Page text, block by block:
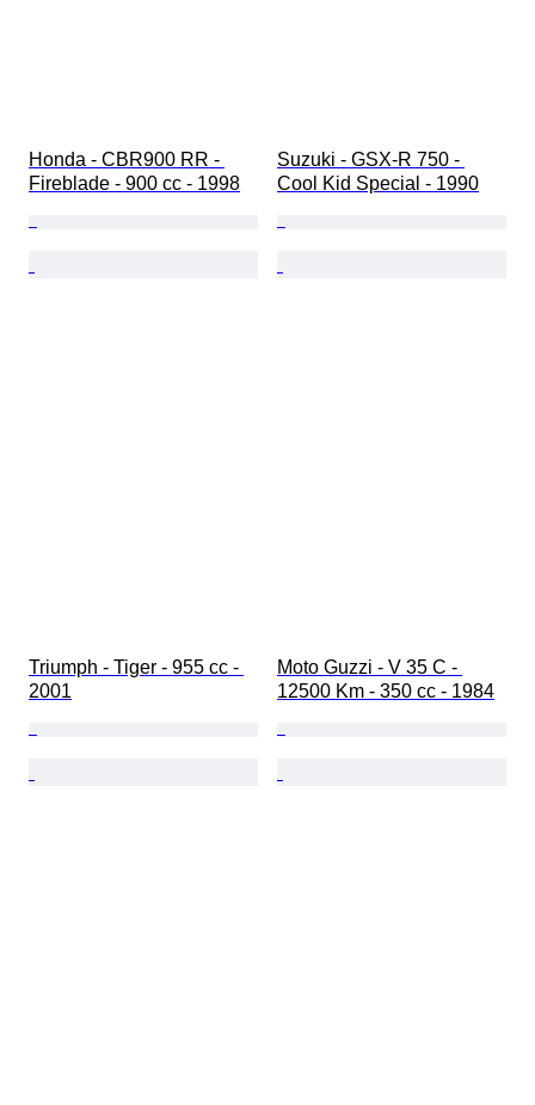
Honda - CBR900 RR -
Fireblade - 900 cc - 1998
Suzuki - GSX-R 750 -
Cool Kid Special - 1990
Triumph - Tiger - 955 cc -
2001
Moto Guzzi - V 35 C -
12500 Km - 350 cc - 1984